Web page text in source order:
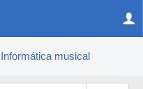
Informática musical